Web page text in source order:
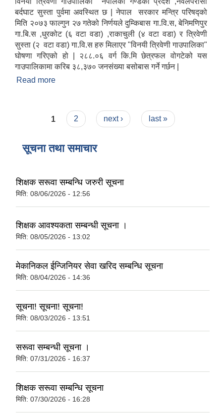
बर्दघाट सुस्ता पुर्वमा अवस्थित छ | नेपाल सरकार मन्त्रि परिषद्को
मिति २०७३ फाल्गुन २७ गतेको निर्णयले दुम्किबास गा.वि.स, बेनिमणिपुर
गा.बि.स ,धुरकोट (६ वटा वडा) ,राकाचुली (४ वटा वडा) र त्रिवेणी
सुस्ता (२ वटा वडा) गा.वि.स हरु मिलाएर "विनयी त्रिवेणी गाउपालिका"
घोषणा गरिएको हो | २८८.०६ वर्ग कि.मि छेत्रफल वोगटेको यस
गाउपालिकामा करिब ३८,३७० जनसंख्या बसोबास गर्ने गर्छन |
Read more
Pages
1 2 next › last »
सूचना तथा समाचार
शिक्षक सरूवा सम्बन्धि जरुरी सूचना
मिति: 08/06/2026 - 12:56
शिक्षक आवश्यकता सम्बन्धी सूचना ।
मिति: 08/05/2026 - 13:02
मेकानिकल ईन्जिनियर सेवा खरिद सम्बन्धि सूचना
मिति: 08/04/2026 - 14:36
सूचना! सूचना! सूचना!
मिति: 08/03/2026 - 13:51
सरूवा सम्बन्धी सूचना ।
मिति: 07/31/2026 - 16:37
शिक्षक सरूवा सम्बन्धि सूचना
मिति: 07/30/2026 - 16:28